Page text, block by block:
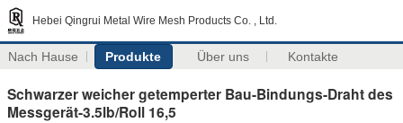
Hebei Qingrui Metal Wire Mesh Products Co. , Ltd.
Nach Hause Produkte Über uns Kontakte
Schwarzer weicher getemperter Bau-Bindungs-Draht des
Messgerät-3.5lb/Roll 16,5